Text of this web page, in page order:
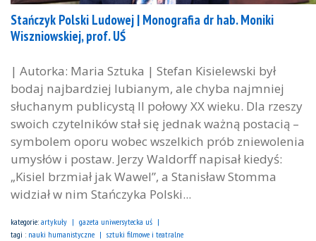
Stańczyk Polski Ludowej | Monografia dr hab. Moniki
Wiszniowskiej, prof. UŚ
| Autorka: Maria Sztuka | Stefan Kisielewski był
bodaj najbardziej lubianym, ale chyba najmniej
słuchanym publicystą II połowy XX wieku. Dla rzeszy
swoich czytelników stał się jednak ważną postacią –
symbolem oporu wobec wszelkich prób zniewolenia
umysłów i postaw. Jerzy Waldorff napisał kiedyś:
„Kisiel brzmiał jak Wawel”, a Stanisław Stomma
widział w nim Stańczyka Polski...
kategorie: artykuły
gazeta uniwersytecka uś
tagi : nauki humanistyczne sztuki filmowe i teatralne